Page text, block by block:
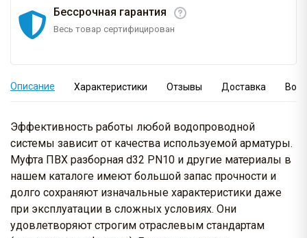
Бессрочная гарантия
Весь товар сертифицирован
Описание Характеристики Отзывы Доставка
Эффективность работы любой водопроводной
системы зависит от качества используемой арматуры.
Муфта ПВХ разборная d32 PN10 и другие материалы в
нашем каталоге имеют большой запас прочности и
долго сохраняют изначальные характеристики даже
при эксплуатации в сложных условиях. Они
удовлетворяют строгим отраслевым стандартам